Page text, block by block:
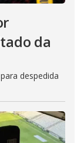
da
despedida